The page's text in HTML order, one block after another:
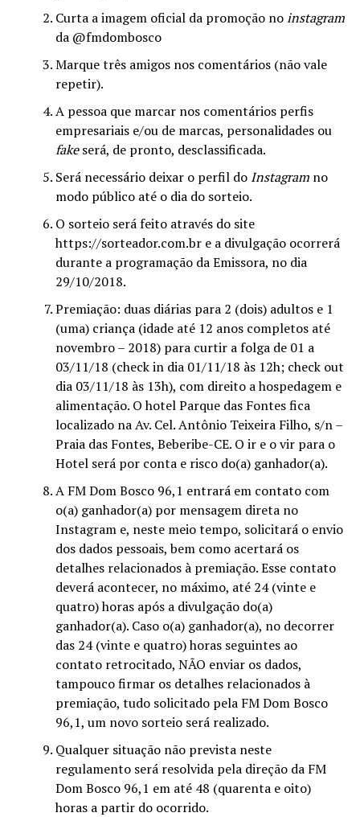
Curta a imagem oficial da promoção noinstagram
da @fmdombosco
Marque três amigos nos comentários (não vale
repetir).
A pessoa que marcar nos comentários perfis
empresariais e/ou de marcas, personalidades ou
fakeserá, de pronto, desclassificada.
Será necessário deixar o perfil do Instagram no
modo público até o dia do sorteio.
O sorteio será feito através do site
https://sorteador.com.br e a divulgação ocorrerá
durante a programação da Emissora, no dia
29/10/2018.
Premiação: duas diárias para 2 (dois) adultos e 1
(uma) criança (idade até 12 anos completos até
novembro – 2018) para curtir a folga de 01 a
03/11/18 (check in dia 01/11/18 às 12h; check out
dia 03/11/18 às 13h), com direito a hospedagem e
alimentação. O hotel Parque das Fontes fica
localizado na Av. Cel. Antônio Teixeira Filho, s/n –
Praia das Fontes, Beberibe-CE. O ir e o vir para o
Hotel será por conta e risco do(a) ganhador(a).
A FM Dom Bosco 96,1 entrará em contato com
o(a) ganhador(a) por mensagem direta no
Instagram e, neste meio tempo, solicitará o envio
dos dados pessoais, bem como acertará os
detalhes relacionados à premiação. Esse contato
deverá acontecer, no máximo, até 24 (vinte e
quatro) horas após a divulgação do(a)
ganhador(a). Caso o(a) ganhador(a), no decorrer
das 24 (vinte e quatro) horas seguintes ao
contato retrocitado, NÃO enviar os dados,
tampouco firmar os detalhes relacionados à
premiação, tudo solicitado pela FM Dom Bosco
96,1, um novo sorteio será realizado.
Qualquer situação não prevista neste
regulamento será resolvida pela direção da FM
Dom Bosco 96,1 em até 48 (quarenta e oito)
horas a partir do ocorrido.